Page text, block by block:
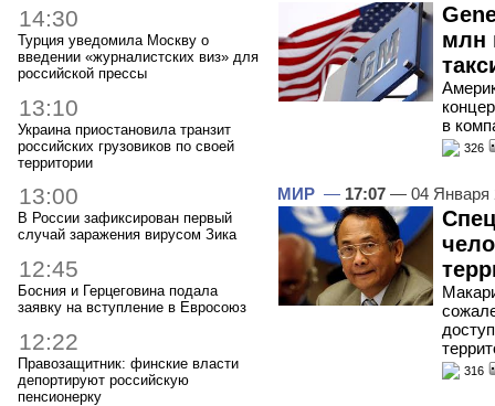
14:30
Турция уведомила Москву о
введении «журналистских виз» для
российской прессы
13:10
Украина приостановила транзит
российских грузовиков по своей
территории
13:00
В России зафиксирован первый
случай заражения вирусом Зика
12:45
Босния и Герцеговина подала
заявку на вступление в Евросоюз
12:22
Правозащитник: финские власти
депортируют российскую
пенсионерку
млн
в
326
МИР — 17:07 — 04 Января
316